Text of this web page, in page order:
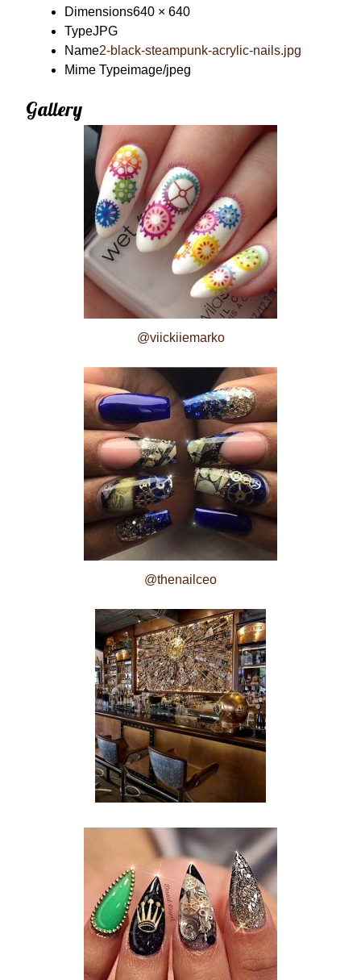
Dimensions640 × 640
TypeJPG
Name2-black-steampunk-acrylic-nails.jpg
Mime Typeimage/jpeg
Gallery
@viickiiemarko
@thenailceo